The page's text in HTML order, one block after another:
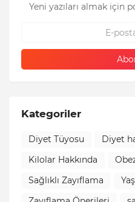
Yeni yazıları almak için
Kategoriler
Diyet Tüyosu Diyet
Kilolar Hakkında
Sağlıklı Zayıflama